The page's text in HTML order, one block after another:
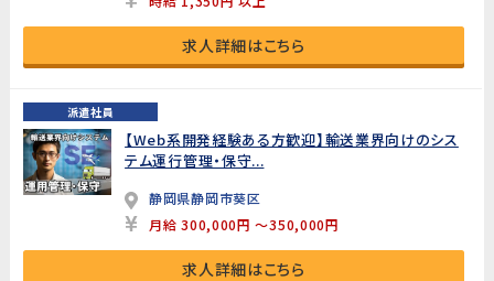
求人詳細はこちら
派遣社員
【Web系開発経験ある方歓迎】輸送業界向けのシス
テム運行管理・保守...
静岡県静岡市葵区
月給 300,000円 ～350,000円
求人詳細はこちら